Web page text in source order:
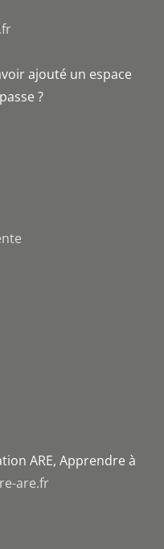
ajouté un espace
?
ARE, Apprendre à
are.fr